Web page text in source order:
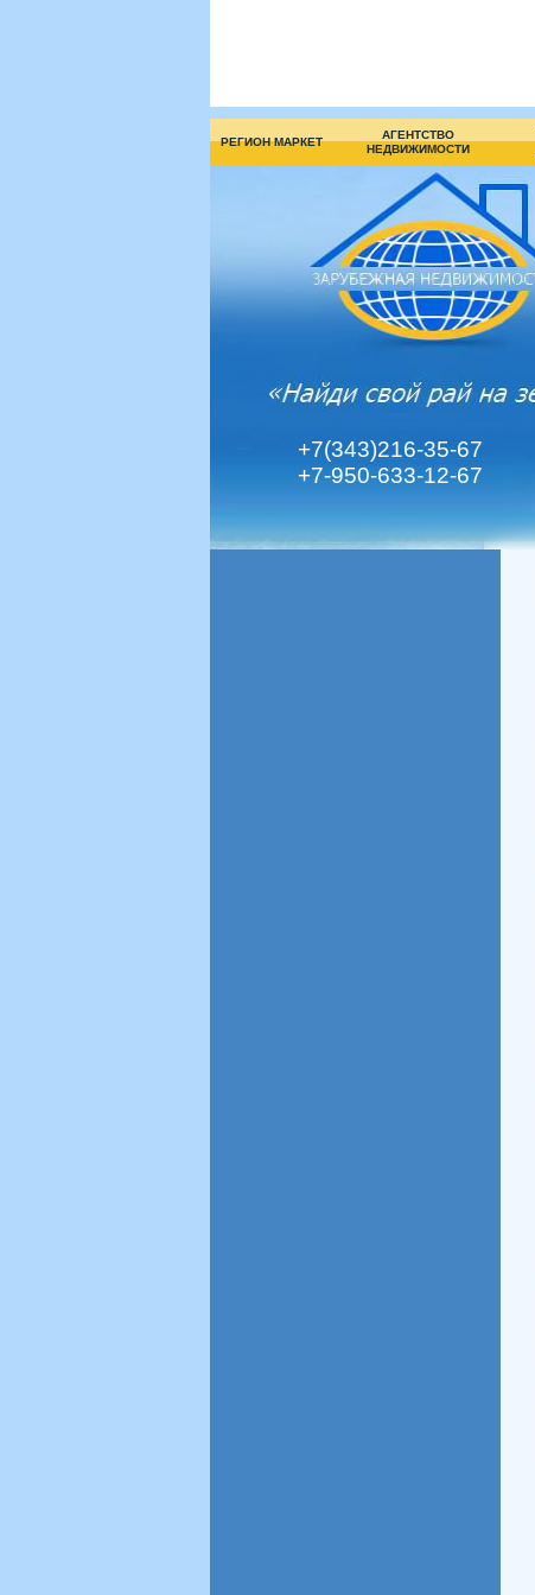
РЕГИОН МАРКЕТ
АГЕНТСТВО
НЕДВИЖИМОСТИ
+7(343)216-35-67
+7-950-633-12-67